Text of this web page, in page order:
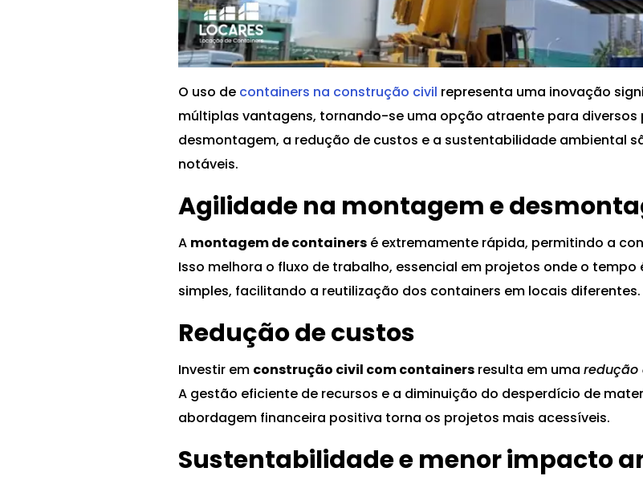
O uso de containers na construção civil representa uma inovação
múltiplas vantagens, tornando-se uma opção atraente para
desmontagem, a redução de custos e a sustentabilidade ambiental
notáveis.
Agilidade na montagem e
A montagem de containers é extremamente rápida, permitindo a
Isso melhora o fluxo de trabalho, essencial em projetos onde o
simples, facilitando a reutilização dos containers em locais diferentes.
Redução de custos
Investir em construção civil com containers resulta em uma redução
A gestão eficiente de recursos e a diminuição do desperdício de
abordagem financeira positiva torna os projetos mais acessíveis.
Sustentabilidade e menor impacto